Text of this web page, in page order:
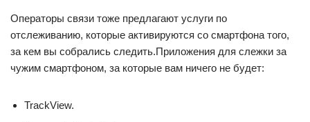
Операторы связи тоже предлагают услуги по
отслеживанию, которые активируются со смартфона того,
за кем вы собрались следить.Приложения для слежки за
чужим смартфоном, за которые вам ничего не будет:
TrackView.